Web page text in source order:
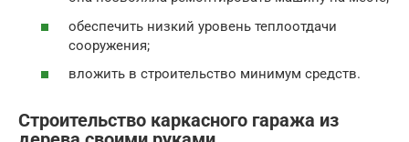
обеспечить низкий уровень теплоотдачи
сооружения;
вложить в строительство минимум средств.
Строительство каркасного гаража из